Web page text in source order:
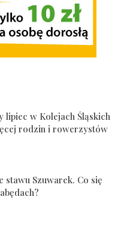
lipiec w Kolejach Śląskich
rodzin i rowerzystów
stawu Szuwarek. Co się